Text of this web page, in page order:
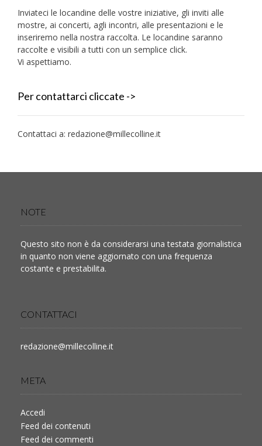
Inviateci le locandine delle vostre iniziative, gli inviti alle
mostre, ai concerti, agli incontri, alle presentazioni e le
inseriremo nella nostra raccolta. Le locandine saranno
raccolte e visibili a tutti con un semplice click.
Vi aspettiamo.
Per contattarci cliccate ->
Contattaci a: redazione@millecolline.it
NOTE
Questo sito non è da considerarsi una testata giornalistica
in quanto non viene aggiornato con una frequenza
costante e prestabilita.
CONTATTACI
redazione@millecolline.it
META
Accedi
Feed dei contenuti
Feed dei commenti